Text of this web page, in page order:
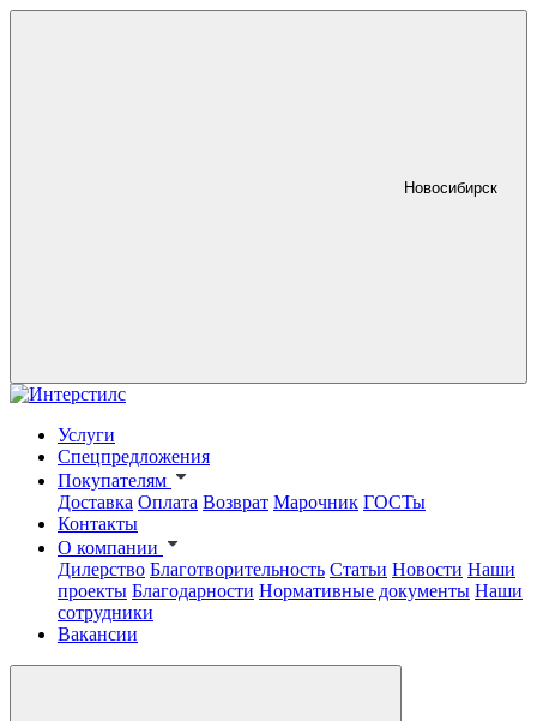
Новосибирск
Услуги
Спецпредложения
Покупателям
Доставка Оплата Возврат Марочник ГОСТы
Контакты
О компании
Дилерство Благотворительность Статьи Новости Наши
проекты Благодарности Нормативные документы Наши
сотрудники
Вакансии